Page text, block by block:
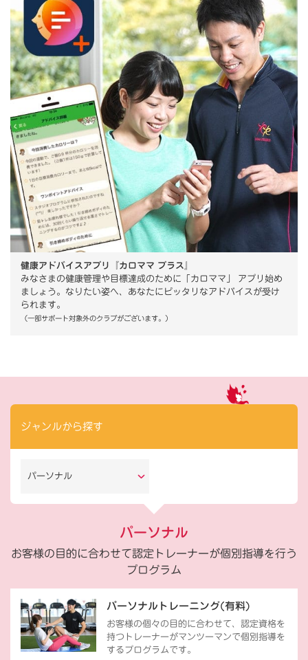
健康アドバイスアプリ『カロママ プラス』
みなさまの健康管理や目標達成のために「カロママ」 アプリ始め
ましょう。なりたい姿へ、あなたにピッタリなアドバイスが受け
られます。
（一部サポート対象外のクラブがございます。）
ジャンルから探す
パーソナル
パーソナル
お客様の目的に合わせて認定トレーナーが個別指導を行う
プログラム
パーソナルトレーニング(有料)
お客様の個々の目的に合わせて、認定資格を
持つトレーナーがマンツーマンで個別指導を
するプログラムです。